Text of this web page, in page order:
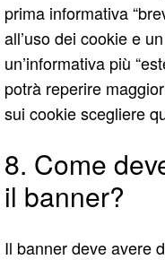
prima informativa
all’uso dei cookie e
un’informativa più
potrà reperire
sui cookie scegliere
8. Come
il banner?
Il banner deve avere